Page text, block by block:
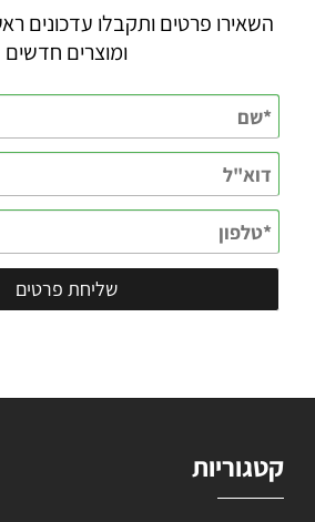
השאירו פרטים ותקבלו עדכונים
ומוצרים חדשים
קטגוריות